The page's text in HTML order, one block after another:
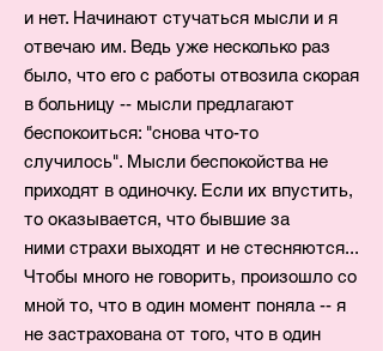
и нет. Начинают стучаться мысли и я
отвечаю им. Ведь уже несколько раз
было, что его с работы отвозила скорая
в больницу -- мысли предлагают
беспокоиться: "снова что-то
случилось". Мысли беспокойства не
приходят в одиночку. Если их впустить,
то оказывается, что бывшие за
ними страхи выходят и не стесняются...
Чтобы много не говорить, произошло со
мной то, что в один момент поняла -- я
не застрахована от того, что в один